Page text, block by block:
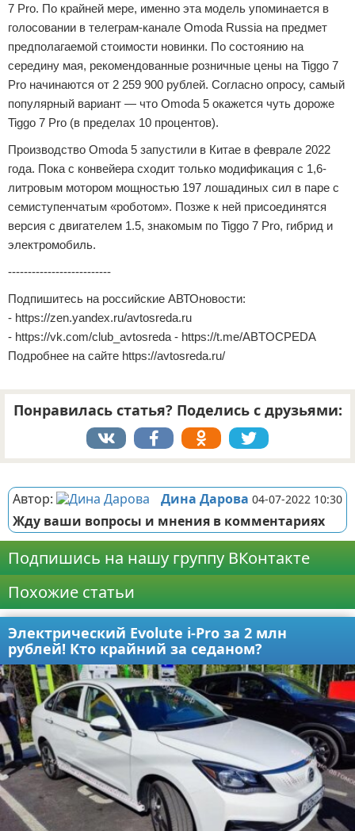
7 Pro. По крайней мере, именно эта модель упоминается в
голосовании в телеграм-канале Omoda Russia на предмет
предполагаемой стоимости новинки. По состоянию на
середину мая, рекомендованные розничные цены на Tiggo 7
Pro начинаются от 2 259 900 рублей. Согласно опросу, самый
популярный вариант — что Omoda 5 окажется чуть дороже
Tiggo 7 Pro (в пределах 10 процентов).
Производство Omoda 5 запустили в Китае в феврале 2022
года. Пока с конвейера сходит только модификация с 1,6-
литровым мотором мощностью 197 лошадиных сил в паре с
семиступенчатым «роботом». Позже к ней присоединятся
версия с двигателем 1.5, знакомым по Tiggo 7 Pro, гибрид и
электромобиль.
--------------------------
Подпишитесь на российские АВТОновости:
- https://zen.yandex.ru/avtosreda.ru
- https://vk.com/club_avtosreda - https://t.me/ABTOCPEDA
Подробнее на сайте https://avtosreda.ru/
Понравилась статья? Поделись с друзьями:
Автор: Дина Дарова 04-07-2022 10:30
Жду ваши вопросы и мнения в комментариях
Подпишись на нашу группу ВКонтакте
Похожие статьи
Электрический Evolute i-Pro за 2 млн
рублей! Кто крайний за седаном?